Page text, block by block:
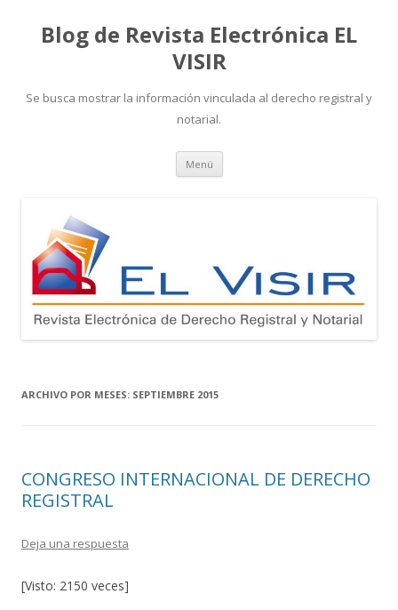
Blog de Revista Electrónica EL
VISIR
Se busca mostrar la información vinculada al derecho registral y
notarial.
Menú Ir
contenido
ARCHIVO POR MESES: SEPTIEMBRE 2015
CONGRESO INTERNACIONAL DE DERECHO
REGISTRAL
Deja una respuesta
[Visto: 2150 veces]